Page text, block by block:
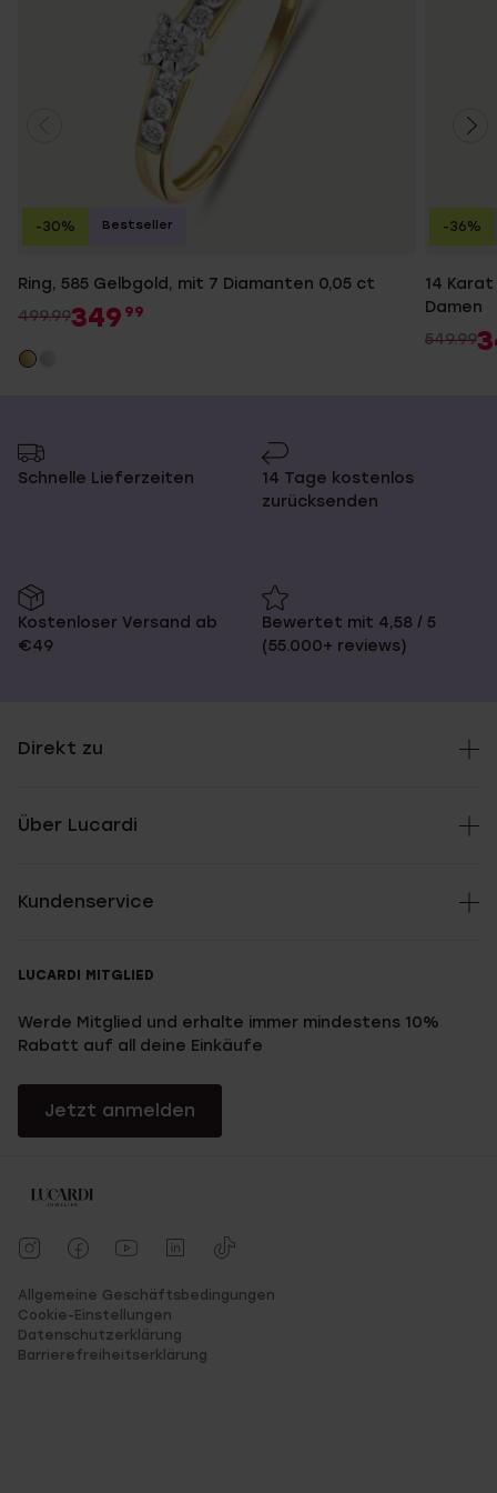
Ring, 585 Gelbgold, mit 7 Diamanten 0,05 ct
499.99349 99
-30% Bestseller
14
Damen
549.99
-36%
Schnelle Lieferzeiten
14 Tage kostenlos
zurücksenden
Kostenloser Versand ab
€49
Bewertet mit 4,58 / 5
(55.000+ reviews)
Direkt zu
Über Lucardi
Kundenservice
LUCARDI MITGLIED
Werde Mitglied und erhalte immer mindestens 10%
Rabatt auf all deine Einkäufe
Jetzt anmelden
Allgemeine Geschäftsbedingungen
Cookie-Einstellungen
Datenschutzerklärung
Barrierefreiheitserklärung